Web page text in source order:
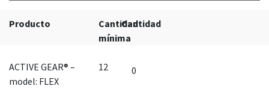
Producto
Cantidad
mínima
Cantidad
ACTIVE GEAR® –
model: FLEX
12